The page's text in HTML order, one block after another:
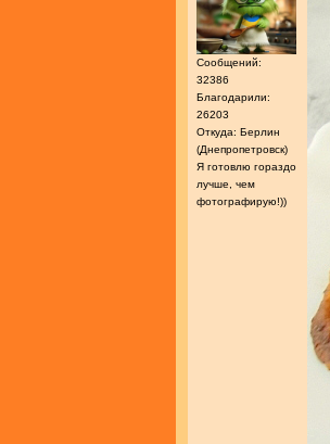
Сообщений:
32386
Благодарили:
26203
Откуда: Берлин
(Днепропетровск)
Я готовлю гораздо
лучше, чем
фотографирую!))